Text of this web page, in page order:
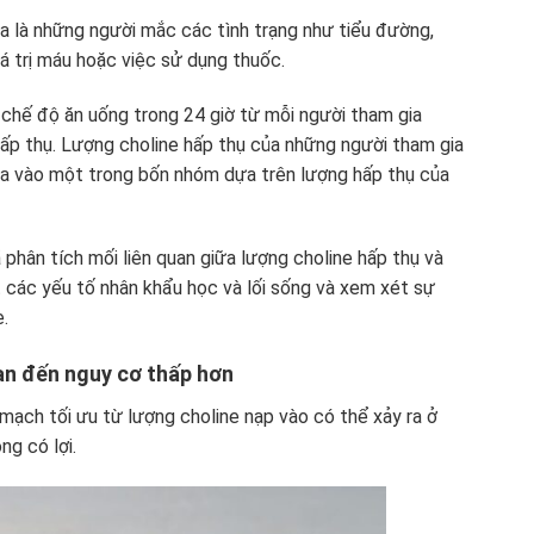
là những người mắc các tình trạng như tiểu đường,
trị máu hoặc việc sử dụng thuốc.
độ ăn uống trong 24 giờ từ mỗi người tham gia
thụ. Lượng choline hấp thụ của những người tham gia
vào một trong bốn nhóm dựa trên lượng hấp thụ của
tích mối liên quan giữa lượng choline hấp thụ và
yếu tố nhân khẩu học và lối sống và xem xét sự
đến nguy cơ thấp hơn
tối ưu từ lượng choline nạp vào có thể xảy ra ở
có lợi.